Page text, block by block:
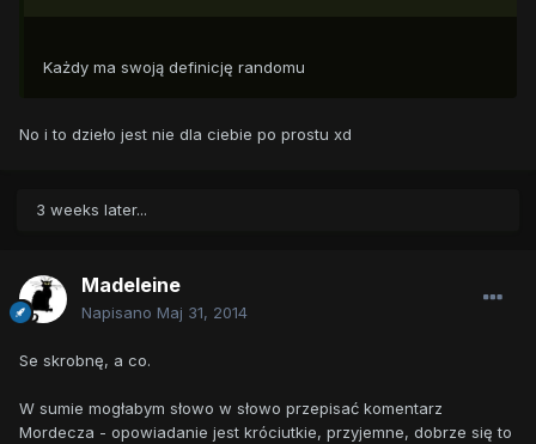
Każdy ma swoją definicję randomu
No i to dzieło jest nie dla ciebie po prostu xd
3 weeks later...
Madeleine
Napisano Maj 31, 2014
Se skrobnę, a co.
W sumie mogłabym słowo w słowo przepisać komentarz
Mordecza - opowiadanie jest króciutkie, przyjemne, dobrze się to